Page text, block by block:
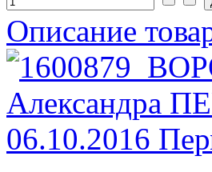
Описание